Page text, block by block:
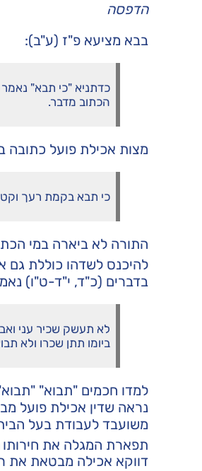
הדפסה
בבא מציעא פ"ז (ע"ב):
כדתניא "כי תבא"
הכתוב מדבר.
מצות אכילת פועל כתובה
כי תבא בקמת רעך
התורה לא ביארה במי
להיכנס לשדהו כוללת גם
בדברים (כ"ד, י"ד-ט"ו)
לא תעשק שכיר עני
ביומו תתן שכרו ולא
למדו חכמים "תבוא"
נראה שדין אכילת פועל
משועבד לעבודת בעל
תפארת המגלה את חירותו
דווקא אכילה מבטאת את